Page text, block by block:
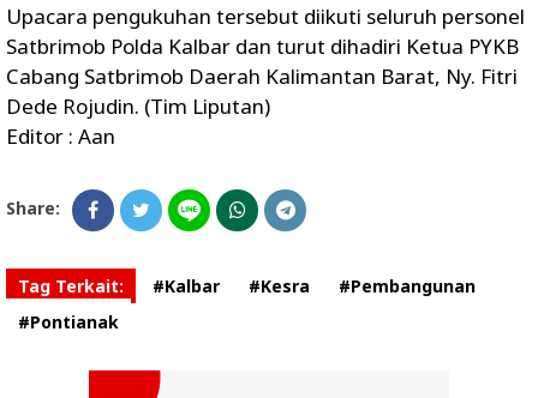
Upacara pengukuhan tersebut diikuti seluruh personel
Satbrimob Polda Kalbar dan turut dihadiri Ketua PYKB
Cabang Satbrimob Daerah Kalimantan Barat, Ny. Fitri
Dede Rojudin. (Tim Liputan)
Editor : Aan
Share:
Tag Terkait: #Kalbar #Kesra
#Pembangunan
#Pontianak